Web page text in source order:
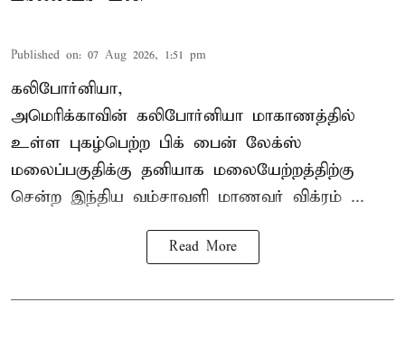
Published on: 07 Aug 2026, 1:51 pm
கலிபோர்னியா,
அமெரிக்காவின் கலிபோர்னியா மாகாணத்தில்
உள்ள புகழ்பெற்ற பிக் பைன் லேக்ஸ்
மலைப்பகுதிக்கு தனியாக மலையேற்றத்திற்கு
சென்ற இந்திய வம்சாவளி மாணவர் விக்ரம் ...
Read More